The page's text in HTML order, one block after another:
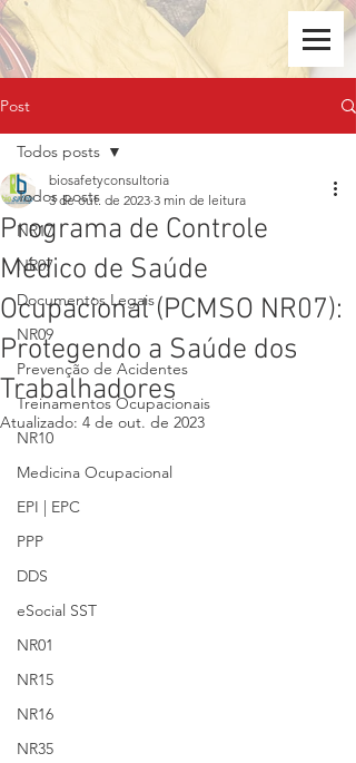
Post
Todos posts
NR17
NR07
Documentos Legais
NR09
Prevenção de Acidentes
Treinamentos Ocupacionais
NR10
Medicina Ocupacional
EPI | EPC
PPP
DDS
eSocial SST
NR01
NR15
NR16
NR35
Todos posts
Programa de Controle
Médico de Saúde
Ocupacional (PCMSO NR07):
Protegendo a Saúde dos
Trabalhadores
biosafetyconsultoria
3 de out. de 2023 3 min de leitura
Atualizado: 4 de out. de 2023